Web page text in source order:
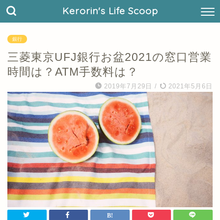
Kerorin's Life Scoop
銀行
三菱東京UFJ銀行お盆2021の窓口営業
時間は？ATM手数料は？
2019年7月29日 / 2021年5月6日